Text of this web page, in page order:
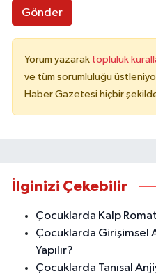
Gönder
Yorum yazarak topluluk
ve tüm sorumluluğu
Haber Gazetesi hiçbir
İlginizi Çekebilir
Çocuklarda Kalp
Çocuklarda Girişimsel
Yapılır?
Çocuklarda Tanısal